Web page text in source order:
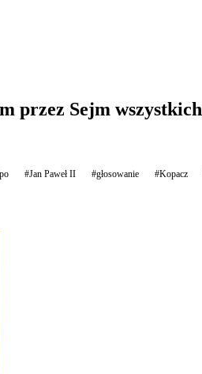
przez Sejm
#Jan Paweł II #głosowanie #Kopacz